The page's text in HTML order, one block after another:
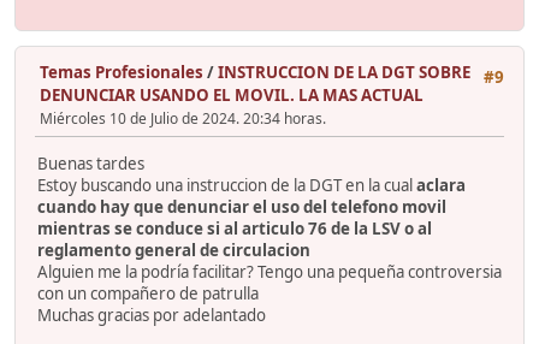
#9
Temas Profesionales /INSTRUCCION DE LA DGT SOBRE
DENUNCIAR USANDO EL MOVIL. LA MAS ACTUAL
Miércoles 10 de Julio de 2024. 20:34 horas.
Buenas tardes
Estoy buscando una instruccion de la DGT en la cualaclara
cuando hay que denunciar el uso del telefono movil
mientras se conduce si al articulo 76 de la LSV o al
reglamento general de circulacion
Alguien me la podría facilitar? Tengo una pequeña controversia
con un compañero de patrulla
Muchas gracias por adelantado